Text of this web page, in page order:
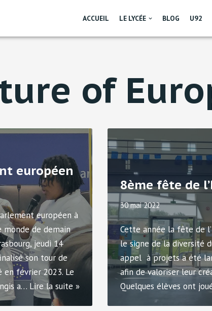
ACCUEIL LE LYCÉE BLOG U92
of
européen
européen à
monde de demain
jeudi 14
son tour de
en février 2023. Le
a… Lire la suite »
8ème fête de
30 mai 2022
Cette année la fête de
le signe de la diversité
appel à projets a été
afin de valoriser leur
Quelques élèves ont